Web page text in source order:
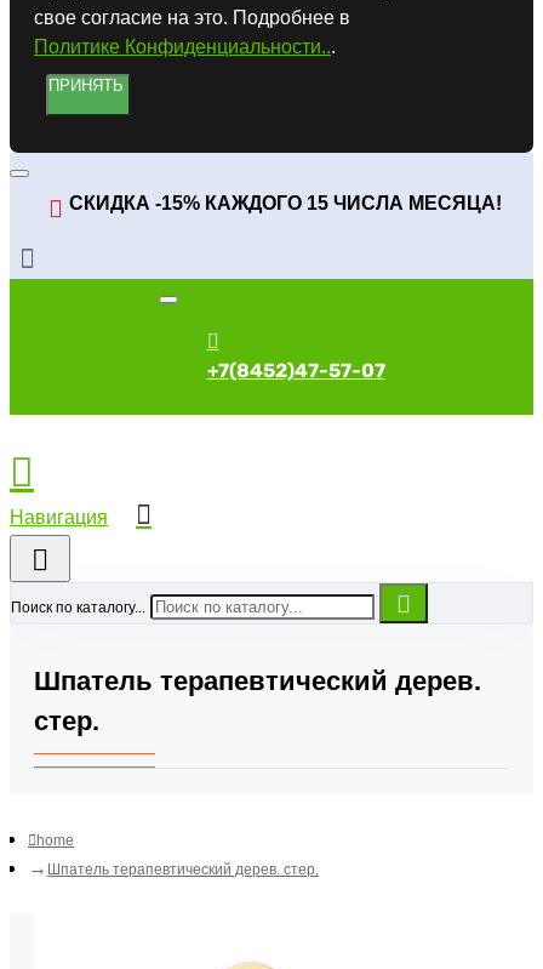
свое согласие на это. Подробнее в
Политике Конфиденциальности...
ПРИНЯТЬ
СКИДКА -15% КАЖДОГО 15 ЧИСЛА МЕСЯЦА!
+7(8452)47-57-07
Поиск по каталогу...
Шпатель терапевтический дерев.
стер.
home
Шпатель терапевтический дерев. стер.